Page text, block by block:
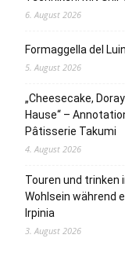
6. August 2026
Formaggella del
5. August 2026
„Cheesecake,
Hause“ –
Pâtisserie Takumi
4. August 2026
Touren und trinken
Wohlsein während
Irpinia
3. August 2026